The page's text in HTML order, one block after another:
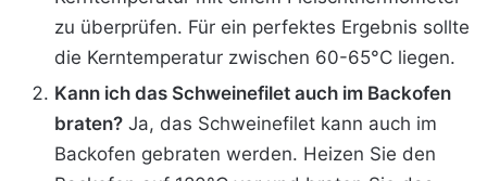
zu überprüfen. Für ein perfektes Ergebnis sollte
die Kerntemperatur zwischen 60-65°C liegen.
Kann ich das Schweinefilet auch im Backofen
braten? Ja, das Schweinefilet kann auch im
Backofen gebraten werden. Heizen Sie den